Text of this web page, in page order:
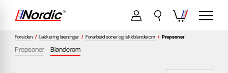
Forsiden / Lakkering løsninger / Forarbeid soner og lakkblanderom / Prepsoner
Prepsoner Blanderom